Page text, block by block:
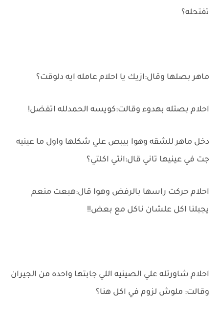
تفتحله؟
ماهر بصلها وقال:ازيك يا احلام عامله ايه دلوقت؟
احلام بصتله بهدوء وقالت:كويسه الحمدلله اتفضل!
دخل ماهر للشقه وهوا بيبص علي شكلها واول ما عينيه
جت في عينيها تاني قال:انتي اكلتي؟
احلام حركت راسها بالرفض وهوا قال:هبعت منعم
يجبلنا اكل علشان ناكل مع بعض!!
احلام شاورتله علي الصينيه اللي جابتها واحده من الجيران
وقالت: ملوش لزوم في اكل هنا؟